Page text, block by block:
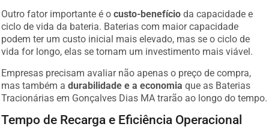
Outro fator importante é ocusto-benefício da capacidade e
ciclo de vida da bateria. Baterias com maior capacidade
podem ter um custo inicial mais elevado, mas se o ciclo de
vida for longo, elas se tornam um investimento mais viável.
Empresas precisam avaliar não apenas o preço de compra,
mas também adurabilidade e a economia que as Baterias
Tracionárias em Gonçalves Dias MA trarão ao longo do tempo.
Tempo de Recarga e Eficiência Operacional